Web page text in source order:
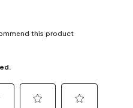
this product